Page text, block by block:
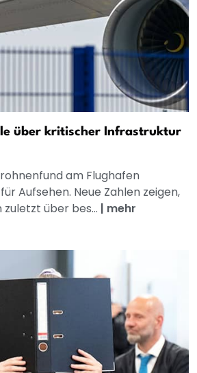
über kritischer Infrastruktur
am Flughafen
Aufsehen. Neue Zahlen zeigen,
über bes... | mehr